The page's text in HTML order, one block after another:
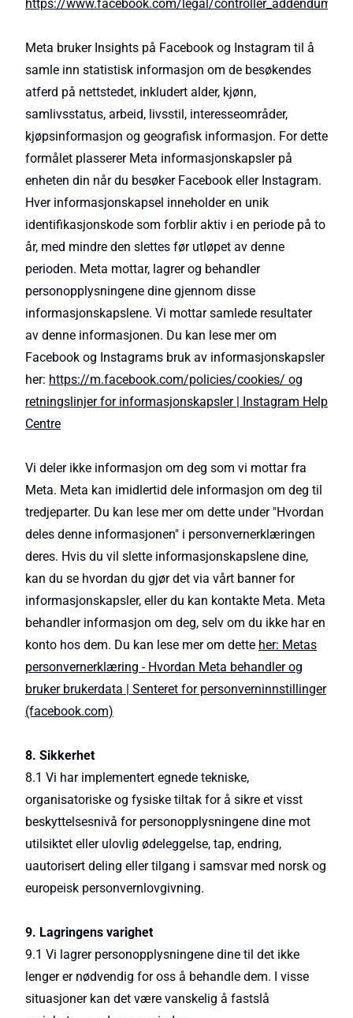
https://www.facebook.com/legal/controller_addendum
Meta bruker Insights på Facebook og Instagram til å
samle inn statistisk informasjon om de besøkendes
atferd på nettstedet, inkludert alder, kjønn,
samlivsstatus, arbeid, livsstil, interesseområder,
kjøpsinformasjon og geografisk informasjon. For dette
formålet plasserer Meta informasjonskapsler på
enheten din når du besøker Facebook eller Instagram.
Hver informasjonskapsel inneholder en unik
identifikasjonskode som forblir aktiv i en periode på to
år, med mindre den slettes før utløpet av denne
perioden. Meta mottar, lagrer og behandler
personopplysningene dine gjennom disse
informasjonskapslene. Vi mottar samlede resultater
av denne informasjonen. Du kan lese mer om
Facebook og Instagrams bruk av informasjonskapsler
her: https://m.facebook.com/policies/cookies/ og
retningslinjer for informasjonskapsler | Instagram Help
Centre
Vi deler ikke informasjon om deg som vi mottar fra
Meta. Meta kan imidlertid dele informasjon om deg til
tredjeparter. Du kan lese mer om dette under "Hvordan
deles denne informasjonen" i personvernerklæringen
deres. Hvis du vil slette informasjonskapslene dine,
kan du se hvordan du gjør det via vårt banner for
informasjonskapsler, eller du kan kontakte Meta. Meta
behandler informasjon om deg, selv om du ikke har en
konto hos dem. Du kan lese mer om dette her: Metas
personvernerklæring - Hvordan Meta behandler og
bruker brukerdata | Senteret for personverninnstillinger
(facebook.com)
8. Sikkerhet
8.1 Vi har implementert egnede tekniske,
organisatoriske og fysiske tiltak for å sikre et visst
beskyttelsesnivå for personopplysningene dine mot
utilsiktet eller ulovlig ødeleggelse, tap, endring,
uautorisert deling eller tilgang i samsvar med norsk og
europeisk personvernlovgivning.
9. Lagringens varighet
9.1 Vi lagrer personopplysningene dine til det ikke
lenger er nødvendig for oss å behandle dem. I visse
situasjoner kan det være vanskelig å fastslå